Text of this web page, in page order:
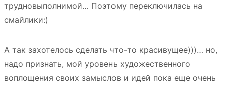
трудновыполнимой… Поэтому переключилась на
смайлики:)
А так захотелось сделать что-то красивущее)))… но,
надо признать, мой уровень художественного
воплощения своих замыслов и идей пока еще очень